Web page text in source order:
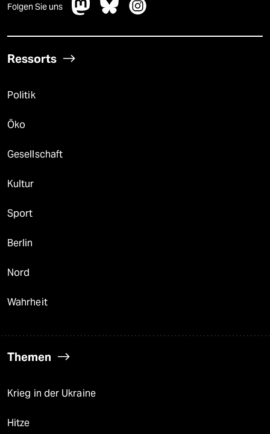
Folgen Sie uns
Ressorts
Politik
Öko
Gesellschaft
Kultur
Sport
Berlin
Nord
Wahrheit
Themen
Krieg in der Ukraine
Hitze